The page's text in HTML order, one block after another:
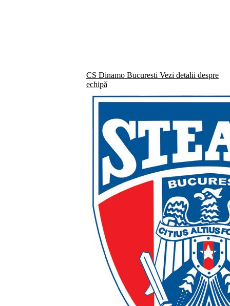
CS Dinamo Bucuresti Vezi detalii despre
echipă